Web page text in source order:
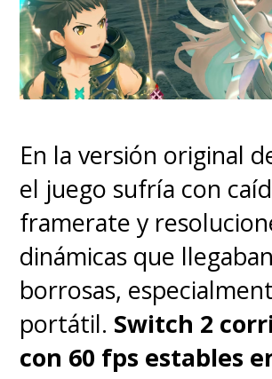
Samurái.
A medida que
no termina de
el último tramo hay
que se veía venir
minuto 40 y una
grandes explosiones,
acción en cámara
prácticamente la
En la versión original
el juego sufría con
framerate y
dinámicas que
borrosas,
portátil. Switch 2
con 60 fps estables